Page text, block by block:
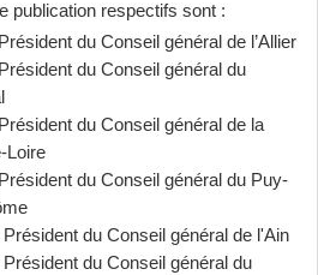
publication respectifs sont :
du Conseil général de l’Allier
du Conseil général du
du Conseil général de la
Loire
du Conseil général du Puy-
Président du Conseil général de l'Ain
Président du Conseil général du